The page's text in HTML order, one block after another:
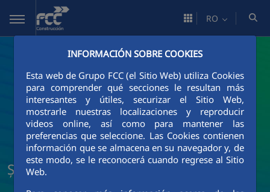
Skip to Main Content
INFORMACIÓN SOBRE COOKIES
Esta web de Grupo FCC (el Sitio Web) utiliza Cookies
para comprender qué secciones le resultan más
interesantes y útiles, securizar el Sitio Web,
mostrarle nuestras localizaciones y reproducir
videos online, así como para mantener las
preferencias que seleccione. Las Cookies contienen
información que se almacena en su navegador y, de
este modo, se le reconocerá cuando regrese al Sitio
Web.
RO
Știri și actualități FCC Construcción